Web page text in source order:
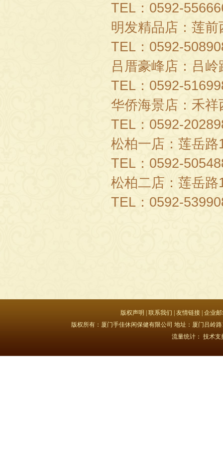
TEL： 0592-
明发精品店：莲前
TEL： 0592-
吕厝豪峰店：吕岭
TEL： 0592-
华侨海景店：禾祥
TEL： 0592-
松柏一店：莲岳路
TEL： 0592-
松柏二店： 莲岳
TEL： 0592-
版权声明 联系我们 友情链接 企业
版权所有：厦门手佳休闲保健有限公司 地址：厦门吕岭
流量统计：技术